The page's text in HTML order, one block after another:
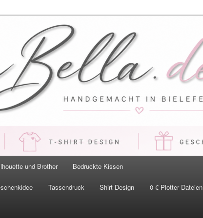
in Bielefeld
und Brother Bedruckte Kissen
Tassendruck Shirt Design 0 € Plotter Dateien